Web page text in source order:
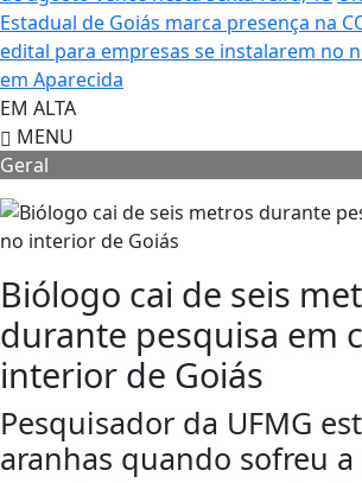
Estadual de Goiás marca presença na
edital para empresas se instalarem no
em Aparecida
EM ALTA
MENU
Geral
Biólogo cai de seis
durante pesquisa em
interior de Goiás
Pesquisador da UFMG
aranhas quando sofreu